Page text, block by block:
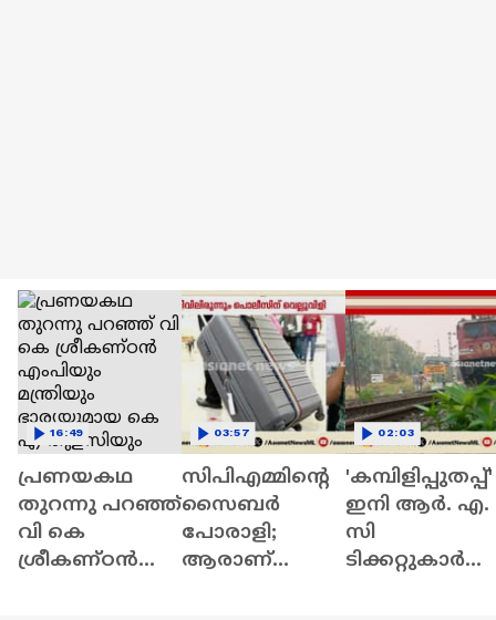
പ്രണയകഥ
തുറന്നു പറഞ്ഞ്
വി കെ
ശ്രീകണ്ഠൻ
16:49
സിപിഎമ്മിന്റെ
സൈബർ
പോരാളി;
ആരാണ്
03:57
'കമ്പിളിപ്പുതപ്പ്'
ഇനി ആർ. എ.
സി
ടിക്കറ്റുകാർ
02:03